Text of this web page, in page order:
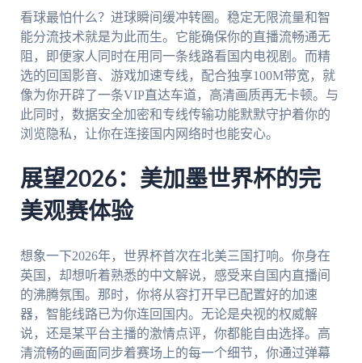
看球最怕什么？进球瞬间缓冲转圈。稳定无限流量和智
能分流技术就是为此而生。它能确保你的直播流畅通无
阻，即便家人同时在用同一条线路看国内电视剧。而精
选的回国影音、游戏加速专线，配合独享100M带宽，就
像为你开辟了一条VIP直达车道，高清画质再无卡顿。与
此同时，数据安全加密和专线传输功能默默守护着你的
浏览隐私，让你在连接国内网络时也能安心。
展望2026：美加墨世界杯的完
美观赛体验
想象一下2026年，世界杯首次在北美三国打响。你身在
英国，却想听着熟悉的中文解说，感受来自国内直播间
的沸腾氛围。那时，你将从容打开早已配置好的加速
器，智能线路已为你连回国内。无论是央视的权威解
说，还是某平台主播的激情点评，你都能自由选择。高
清流畅的画面同步着赛场上的每一个细节，你通过弹幕